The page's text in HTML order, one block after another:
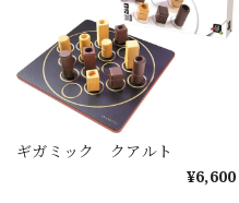
ギガミック クアルト
¥6,600